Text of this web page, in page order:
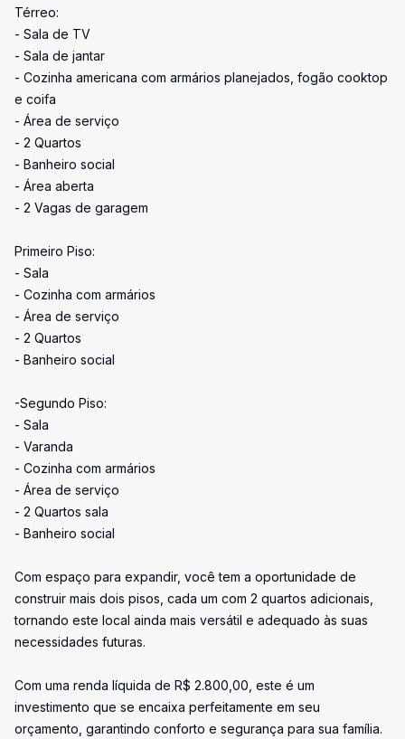
Térreo:
- Sala de TV
- Sala de jantar
- Cozinha americana com armários planejados, fogão cooktop
e coifa
- Área de serviço
- 2 Quartos
- Banheiro social
- Área aberta
- 2 Vagas de garagem
Primeiro Piso:
- Sala
- Cozinha com armários
- Área de serviço
- 2 Quartos
- Banheiro social
-Segundo Piso:
- Sala
- Varanda
- Cozinha com armários
- Área de serviço
- 2 Quartos sala
- Banheiro social
Com espaço para expandir, você tem a oportunidade de
construir mais dois pisos, cada um com 2 quartos adicionais,
tornando este local ainda mais versátil e adequado às suas
necessidades futuras.
Com uma renda líquida de R$ 2.800,00, este é um
investimento que se encaixa perfeitamente em seu
orçamento, garantindo conforto e segurança para sua família.